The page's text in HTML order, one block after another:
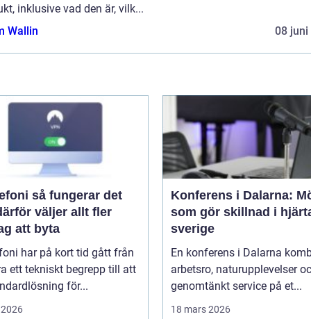
inklusive vad den är, vilk...
Wallin
08 juni
det
väljer allt fler
att byta
har på kort tid gått från
ett tekniskt begrepp till att
för...
Konferens i Dalarna:
som gör skillnad i
sverige
En konferens i Dalarna
arbetsro, naturupplevelser
genomtänkt service på et...
18 mars 2026